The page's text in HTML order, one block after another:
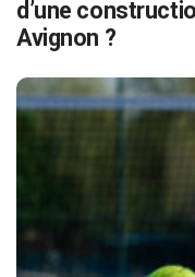
d’une
Avignon ?